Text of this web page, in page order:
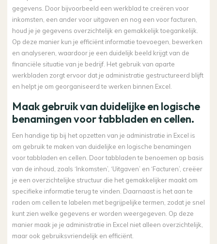
gegevens. Door bijvoorbeeld een werkblad te creëren voor
inkomsten, een ander voor uitgaven en nog een voor facturen,
houd je je gegevens overzichtelijk en gemakkelijk toegankelijk.
Op deze manier kun je efficiënt informatie toevoegen, bewerken
en analyseren, waardoor je een duidelijk beeld krijgt van de
financiële situatie van je bedrijf. Het gebruik van aparte
werkbladen zorgt ervoor dat je administratie gestructureerd blijft
en helpt je om georganiseerd te werken binnen Excel.
Maak gebruik van duidelijke en logische
benamingen voor tabbladen en cellen.
Een handige tip bij het opzetten van je administratie in Excel is
om gebruik te maken van duidelijke en logische benamingen
voor tabbladen en cellen. Door tabbladen te benoemen op basis
van de inhoud, zoals ‘Inkomsten’, ‘Uitgaven’ en ‘Facturen’, creëer
je een overzichtelijke structuur die het gemakkelijker maakt om
specifieke informatie terug te vinden. Daarnaast is het aan te
raden om cellen te labelen met begrijpelijke termen, zodat je snel
kunt zien welke gegevens er worden weergegeven. Op deze
manier maak je je administratie in Excel niet alleen overzichtelijk,
maar ook gebruiksvriendelijk en efficiënt.